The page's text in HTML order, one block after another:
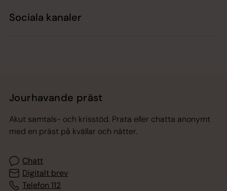
Sociala kanaler
Jourhavande präst
Akut samtals- och krisstöd. Prata eller chatta anonymt
med en präst på kvällar och nätter.
Chatt
Digitalt brev
Telefon 112